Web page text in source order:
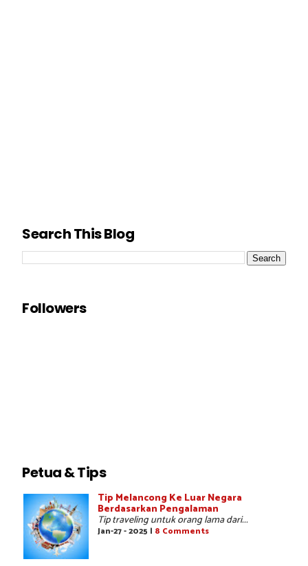
Search This Blog
Followers
Petua & Tips
Tip Melancong Ke Luar Negara
Berdasarkan Pengalaman
Tip traveling untuk orang lama dari...
Jan-27 - 2025 | 8 Comments